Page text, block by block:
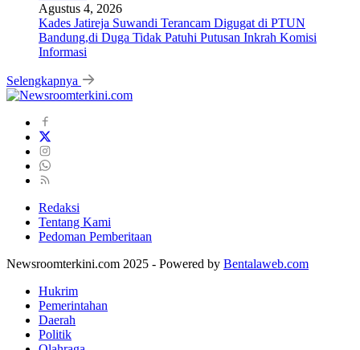
Agustus 4, 2026
Kades Jatireja Suwandi Terancam Digugat di PTUN
Bandung,di Duga Tidak Patuhi Putusan Inkrah Komisi
Informasi
Selengkapnya
Redaksi
Tentang Kami
Pedoman Pemberitaan
Newsroomterkini.com 2025 - Powered by Bentalaweb.com
Hukrim
Pemerintahan
Daerah
Politik